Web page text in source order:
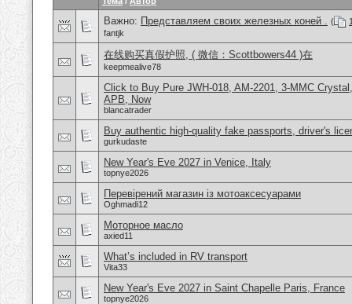
Важно: Представляем своих железных коней . (
fantjk
在线购买真假护照, ( 微信：Scottbowers44 )在
keepmealive78
Click to Buy Pure JWH-018, AM-2201, 3-MMC
APB, Now
blancatrader
Buy authentic high-quality fake passports, driver's
gurkudaste
New Year's Eve 2027 in Venice, Italy
topnye2026
Перевірений магазин із мотоаксесуарами
Oghmadi12
Моторное масло
axied11
What’s included in RV transport
Vita33
New Year's Eve 2027 in Saint Chapelle Paris, France
topnye2026